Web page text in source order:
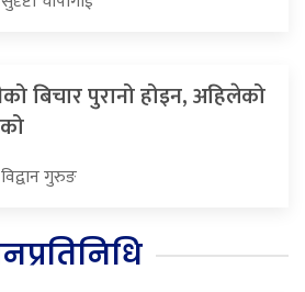
बिचार पुरानो होइन, अहिलेको
विद्वान गुरुङ